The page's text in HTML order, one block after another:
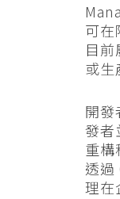
可
目
或生
開
發者
重
透
理在